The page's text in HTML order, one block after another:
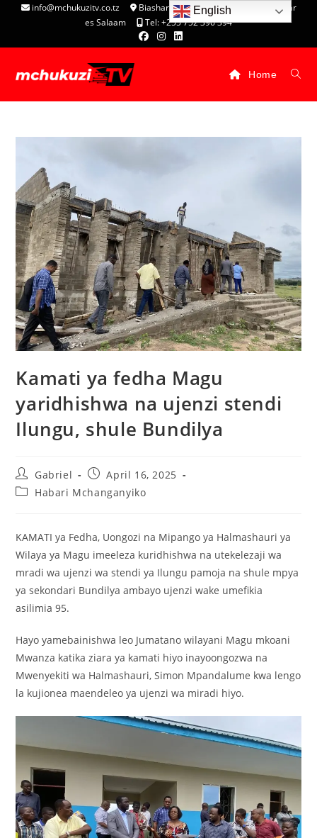
info@mchukuzitv.co.tz
Biashara Complex - P.O. Box 25074, Dar
es Salaam
Tel: +255 752 396 394
Home
Kamati ya fedha Magu
yaridhishwa na ujenzi stendi
Ilungu, shule Bundilya
Gabriel
April 16, 2025
Habari Mchanganyiko
KAMATI ya Fedha, Uongozi na Mipango ya Halmashauri ya
Wilaya ya Magu imeeleza kuridhishwa na utekelezaji wa
mradi wa ujenzi wa stendi ya Ilungu pamoja na shule mpya
ya sekondari Bundilya ambayo ujenzi wake umefikia
asilimia 95.
Hayo yamebainishwa leo Jumatano wilayani Magu mkoani
Mwanza katika ziara ya kamati hiyo inayoongozwa na
Mwenyekiti wa Halmashauri, Simon Mpandalume kwa lengo
la kujionea maendeleo ya ujenzi wa miradi hiyo.
English